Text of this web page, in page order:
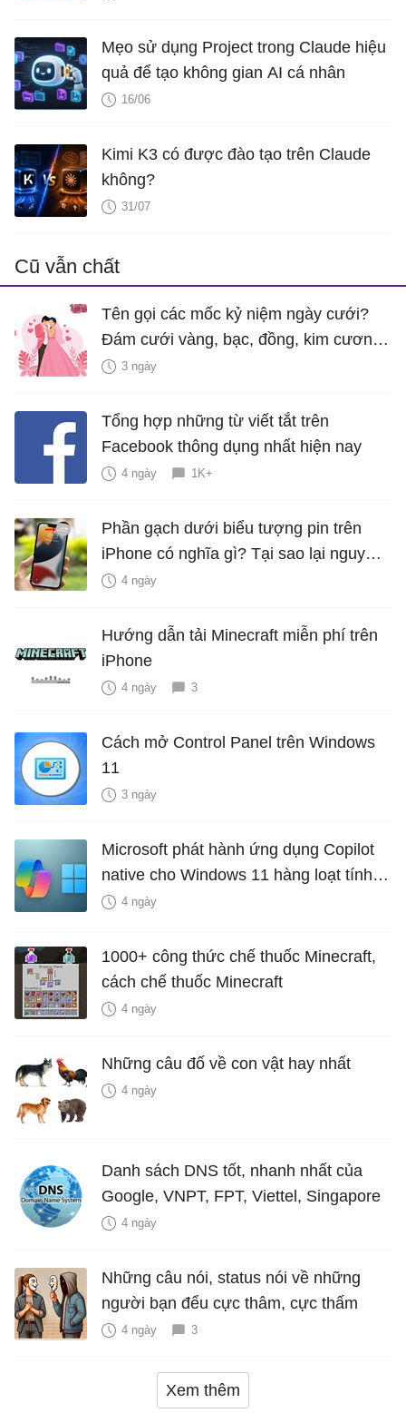
Mẹo sử dụng Project trong Claude hiệu
quả để tạo không gian AI cá nhân
16/06
Kimi K3 có được đào tạo trên Claude
không?
31/07
Cũ vẫn chất
Tên gọi các mốc kỷ niệm ngày cưới?
Đám cưới vàng, bạc, đồng, kim cương
là bao nhiêu năm?
3 ngày
Tổng hợp những từ viết tắt trên
Facebook thông dụng nhất hiện nay
4 ngày 1K+
Phần gạch dưới biểu tượng pin trên
iPhone có nghĩa gì? Tại sao lại nguy
hiểm?
4 ngày
Hướng dẫn tải Minecraft miễn phí trên
iPhone
4 ngày 3
Cách mở Control Panel trên Windows
11
3 ngày
Microsoft phát hành ứng dụng Copilot
native cho Windows 11 hàng loạt tính
năng mới Hữu Ích
4 ngày
1000+ công thức chế thuốc Minecraft,
cách chế thuốc Minecraft
4 ngày
Những câu đố về con vật hay nhất
4 ngày
Danh sách DNS tốt, nhanh nhất của
Google, VNPT, FPT, Viettel, Singapore
4 ngày
Những câu nói, status nói về những
người bạn đểu cực thâm, cực thấm
4 ngày 3
Xem thêm